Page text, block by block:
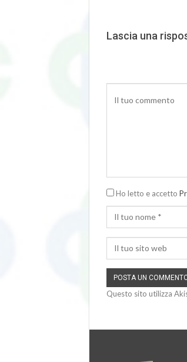
Lascia una
Ho letto e accetto
Questo sito utilizza